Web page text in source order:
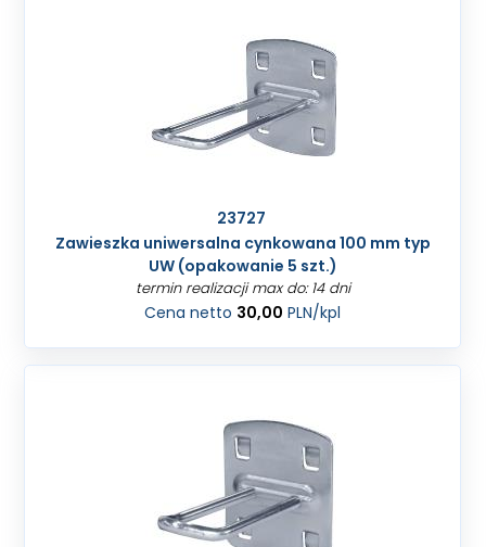
23727
Zawieszka uniwersalna cynkowana 100 mm typ
UW (opakowanie 5 szt.)
termin realizacji max do: 14 dni
Cena netto 30,00 PLN/kpl